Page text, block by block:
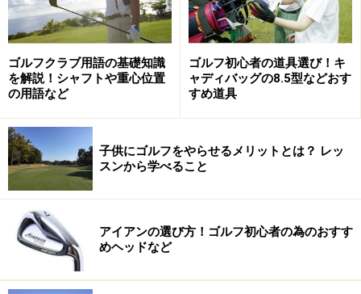
まずはカタログを見るとまず目に付く、基本的な用語を
紹介します。過去の記事、
初心者ゴルファーのためのド
ライバー選びや
初心者ゴルファーのためのアイアン選び
などでも扱いましたのでご参照ください。
（１） ロフト角・ライ角
クラブのソールとフェースが形作る角度がロフト角。ソ
ールとシャフトが形作る角度がライ角。ロフト角は弾道
の高さにもっとも影響を及ぼす。平均的な男性ゴルファ
ーのドライバーのロフトは10～11度。距離を打ち分ける
アイアンでも重要な要素。
ライ角はゴルファーの体格やスイングと打球の方向性に
ゴルフクラブ用語の基礎知識
を解説！シャフトや重心位置
の用語など
ゴルフ初心者の道具選び！キ
ャディバッグの8.5型などおす
すめ道具
子供にゴルフをやらせるメリットとは？ レッ
スンから学べること
アイアンの選び方！ゴルフ初心者の為のおすす
めヘッドなど